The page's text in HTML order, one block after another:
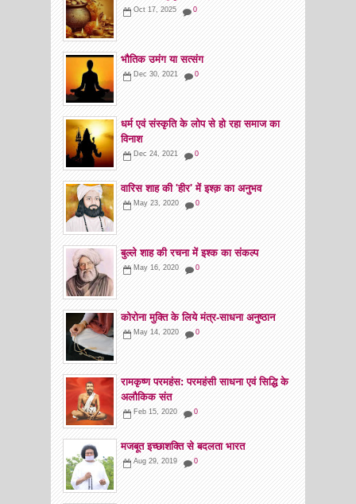
Oct 17, 2025 0
भौतिक उमंग या सत्संग
Dec 30, 2021 0
धर्म एवं संस्कृति के लोप से हो रहा समाज का
विनाश
Dec 24, 2021 0
वारिस शाह की 'हीर' में इश्क़ का अनुभव
May 23, 2020 0
बुल्ले शाह की रचना में इश्क का संकल्प
May 16, 2020 0
कोरोना मुक्ति के लिये मंत्र-साधना अनुष्ठान
May 14, 2020 0
रामकृष्ण परमहंस: परमहंसी साधना एवं सिद्धि के
अलौकिक संत
Feb 15, 2020 0
मजबूत इच्छाशक्ति से बदलता भारत
Aug 29, 2019 0